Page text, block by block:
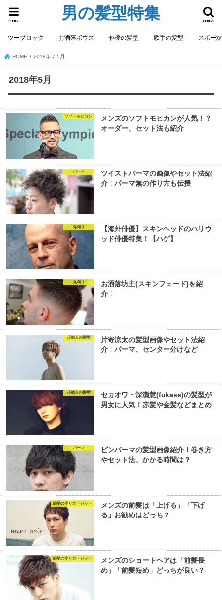
男の髪型特集 search
menu
ツーブロック お洒落ボウズ 俳優の髪型 歌手の髪型 スポー
HOME 2018年 5月
2018年5月
ソフトモヒカン
メンズのソフトモヒカンが人気！？
オーダー、セット法も紹介
パーマ
ツイストパーマの画像やセット法紹
介！パーマ無の作り方も伝授
丸刈り
【海外俳優】スキンヘッドのハリウ
ッド俳優特集！【ハゲ】
丸刈り
お洒落坊主(スキンフェード)を紹
介！
芸能人の髪型
片寄涼太の髪型画像やセット法紹
介！パーマ、センター分けなど
芸能人の髪型
セカオワ・深瀬慧(fukase)の髪型が
男女に人気！赤髪や金髪などまとめ
パーマ
ピンパーマの髪型画像紹介！巻き方
やセット法、かかる時間は？
前髪の作り方・セット
メンズの前髪は「上げる」「下げ
る」お勧めはどっち？
前髪の作り方・セット
メンズのショートヘアは「前髪長
め」「前髪短め」どっちが良い？